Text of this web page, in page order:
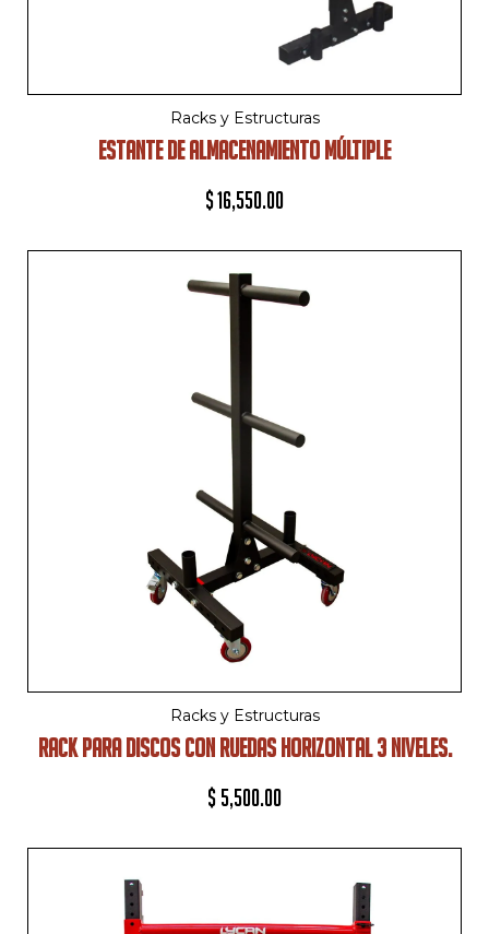
Racks y Estructuras
ESTANTE DE ALMACENAMIENTO MÚLTIPLE
$16,550.00
Racks y Estructuras
RACK PARA DISCOS CON RUEDAS HORIZONTAL 3 NIVELES.
$ 5,500.00